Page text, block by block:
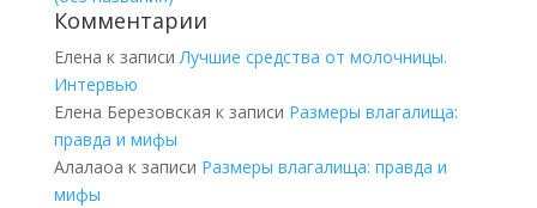
Комментарии
Елена к записи Лучшие средства от молочницы.
Интервью
Елена Березовская к записи Размеры влагалища:
правда и мифы
Алалаоа к записи Размеры влагалища: правда и
мифы